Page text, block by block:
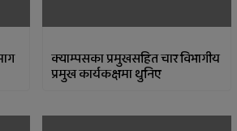
क्याम्पसका प्रमुखसहित चार विभागीय
प्रमुख कार्यकक्षमा थुनिए